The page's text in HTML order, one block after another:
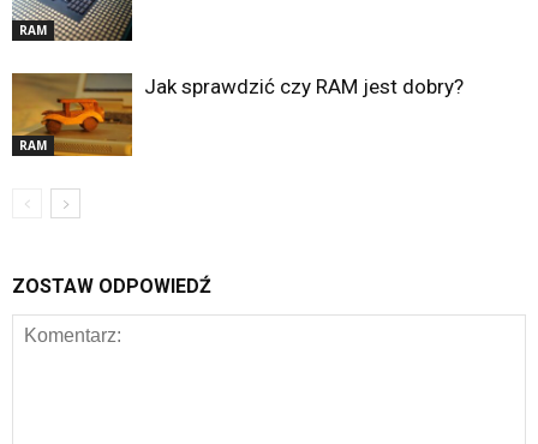
RAM
RAM
Jak sprawdzić czy RAM jest dobry?
ZOSTAW ODPOWIEDŹ